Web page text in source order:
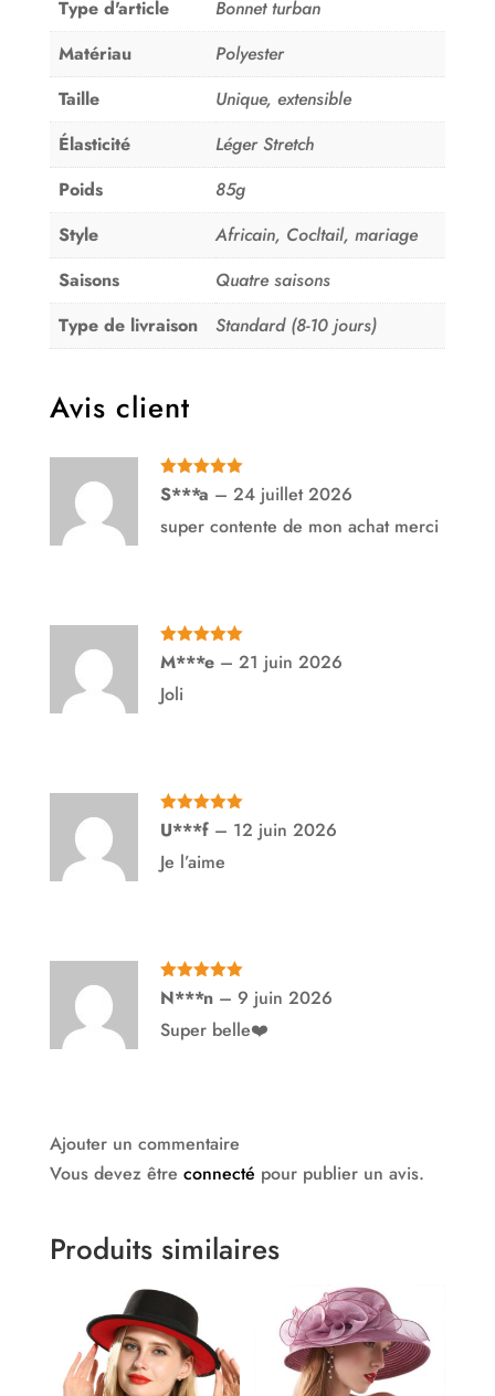
Type d'article
Bonnet turban
Matériau
Polyester
Taille
Unique, extensible
Élasticité
Léger Stretch
Poids
85g
Style
Africain, Cocltail, mariage
Saisons
Quatre saisons
Type de livraison
Standard (8-10 jours)
Avis client
Note5sur
5
S***a – 24 juillet 2026
super contente de mon achat merci
Note5sur
5
M***e – 21 juin 2026
Joli
Note5sur
5
U***f – 12 juin 2026
Je l’aime
Note5sur
5N***n – 9 juin 2026
Super belle❤️
Ajouter un commentaire
Vous devez être connecté pour publier un avis.
Produits similaires